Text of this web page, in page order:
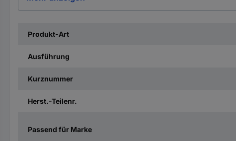
Produkt-Art
Ausführung
Kurznummer
Herst.-Teilenr.
Passend für Marke